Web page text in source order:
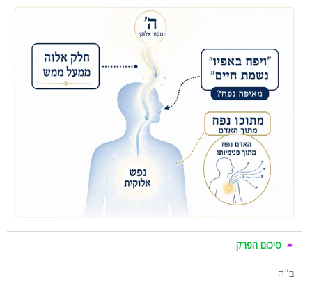
סיכום הפרק
ב”ה